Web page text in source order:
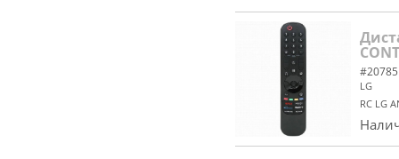
#20785
LG
RC LG